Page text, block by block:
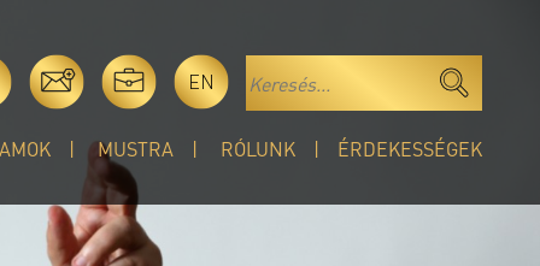
EN
MUSTRA RÓLUNK ÉRDEKESSÉGEK